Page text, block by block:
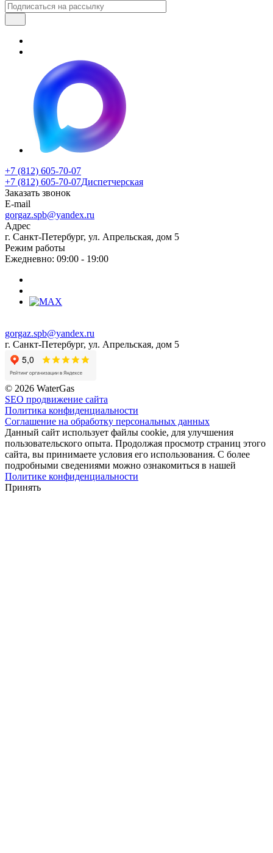
+7 (812) 605-70-07
+7 (812) 605-70-07Диспетчерская
Заказать звонок
E-mail
gorgaz.spb@yandex.ru
Адрес
г. Санкт-Петербург, ул. Апрельская, дом 5
Режим работы
Ежедневно: 09:00 - 19:00
gorgaz.spb@yandex.ru
г. Санкт-Петербург, ул. Апрельская, дом 5
© 2026 WaterGas
SEO продвижение сайта
Политика конфиденциальности
Соглашение на обработку персональных данных
Данный сайт использует файлы cookie, для улучшения
пользовательского опыта. Продолжая просмотр страниц этого
сайта, вы принимаете условия его использования. С более
подробными сведениями можно ознакомиться в нашей
Политике конфиденциальности
Принять